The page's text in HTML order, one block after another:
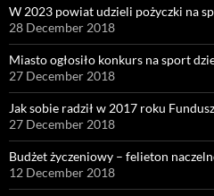
W 2023 powiat udzieli pożyczki na
28 December 2018
Miasto ogłosiło konkurs na sport
27 December 2018
Jak sobie radził w 2017 roku
27 December 2018
Budżet życzeniowy – felieton
12 December 2018